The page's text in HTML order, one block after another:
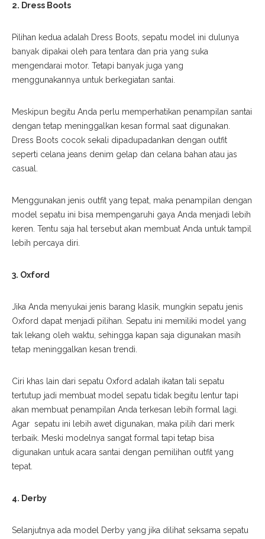
2. Dress Boots
Pilihan kedua adalah Dress Boots, sepatu model ini dulunya
banyak dipakai oleh para tentara dan pria yang suka
mengendarai motor. Tetapi banyak juga yang
menggunakannya untuk berkegiatan santai.
Meskipun begitu Anda perlu memperhatikan penampilan santai
dengan tetap meninggalkan kesan formal saat digunakan.
Dress Boots cocok sekali dipadupadankan dengan outfit
seperti celana jeans denim gelap dan celana bahan atau jas
casual.
Menggunakan jenis outfit yang tepat, maka penampilan dengan
model sepatu ini bisa mempengaruhi gaya Anda menjadi lebih
keren. Tentu saja hal tersebut akan membuat Anda untuk tampil
lebih percaya diri.
3. Oxford
Jika Anda menyukai jenis barang klasik, mungkin sepatu jenis
Oxford dapat menjadi pilihan. Sepatu ini memiliki model yang
tak lekang oleh waktu, sehingga kapan saja digunakan masih
tetap meninggalkan kesan trendi.
Ciri khas lain dari sepatu Oxford adalah ikatan tali sepatu
tertutup jadi membuat model sepatu tidak begitu lentur tapi
akan membuat penampilan Anda terkesan lebih formal lagi.
Agar sepatu ini lebih awet digunakan, maka pilih dari merk
terbaik. Meski modelnya sangat formal tapi tetap bisa
digunakan untuk acara santai dengan pemilihan outfit yang
tepat.
4. Derby
Selanjutnya ada model Derby yang jika dilihat seksama sepatu